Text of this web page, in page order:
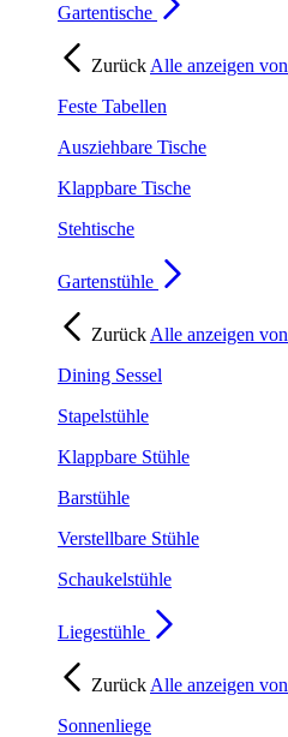
Gartentische
Zurück Alle anzeigen von
Feste Tabellen
Ausziehbare Tische
Klappbare Tische
Stehtische
Gartenstühle
Zurück Alle anzeigen von
Dining Sessel
Stapelstühle
Klappbare Stühle
Barstühle
Verstellbare Stühle
Schaukelstühle
Liegestühle
Zurück Alle anzeigen von
Sonnenliege